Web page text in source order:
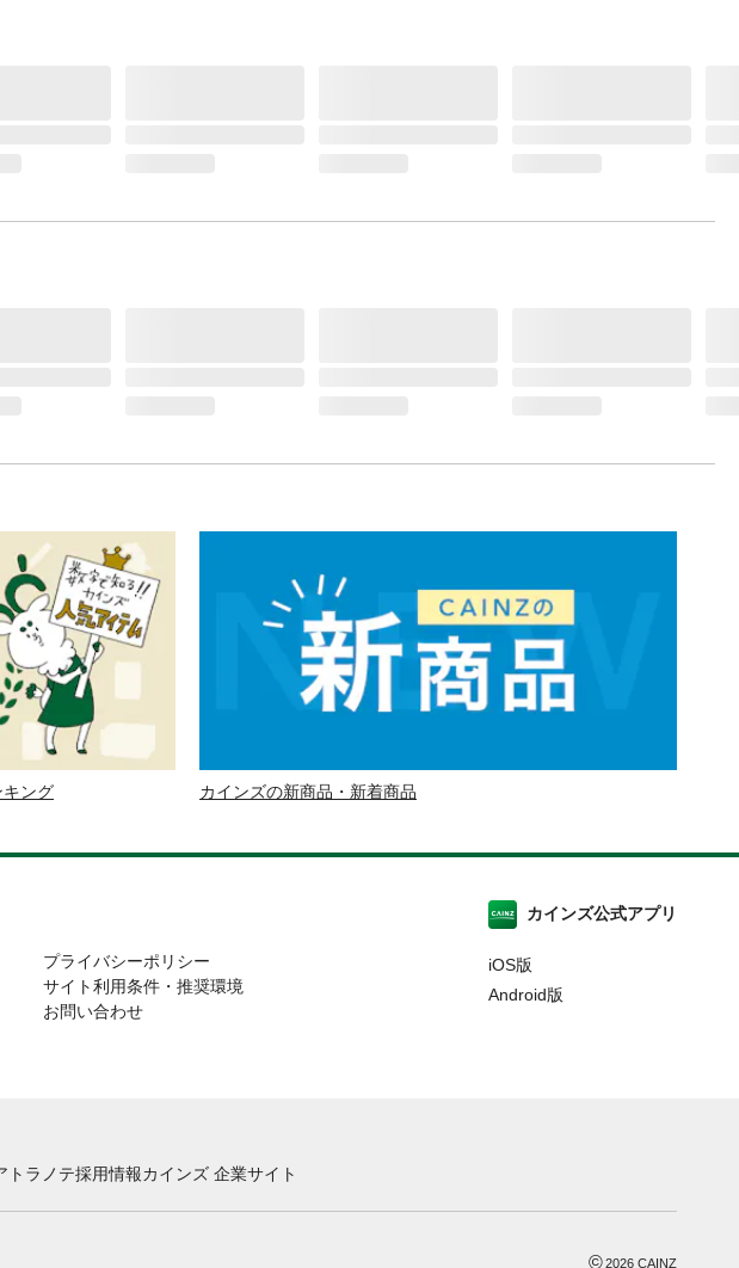
キング カインズの新商品・新着商品
プライバシーポリシー
サイト利用条件・推奨環境
お問い合わせ
カインズ公式アプリ
iOS版
Android版
トラノテ採用情報カインズ 企業サイト
©2026 CAINZ